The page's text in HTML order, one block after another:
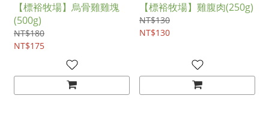
【標裕牧場】烏骨雞雞塊
(500g)
NT$180
NT$175
【標裕牧場】雞腹肉(250g)
NT$130
NT$130